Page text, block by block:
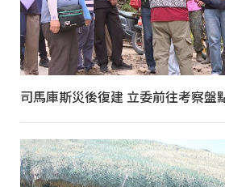
司馬庫斯災後復建 立委前往考察盤